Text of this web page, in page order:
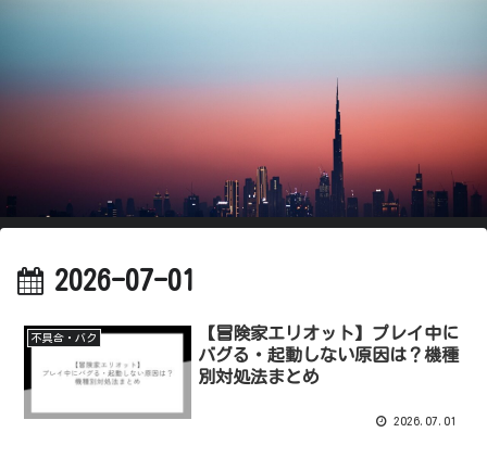
2026-07-01
不具合・バク
【冒険家エリオット】プレイ中に
バグる・起動しない原因は？機種
別対処法まとめ
2026.07.01